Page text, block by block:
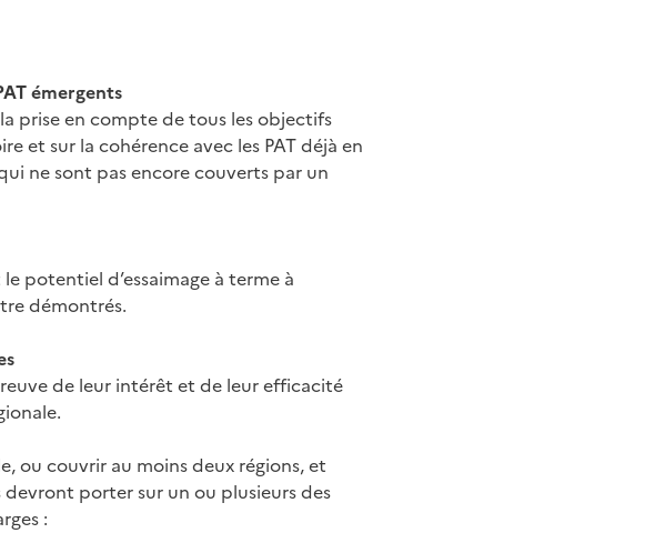
émergents
prise en compte de tous les objectifs
et sur la cohérence avec les PAT déjà en
ne sont pas encore couverts par un
potentiel d’essaimage à terme à
démontrés.
de leur intérêt et de leur efficacité
ou couvrir au moins deux régions, et
porter sur un ou plusieurs des
: